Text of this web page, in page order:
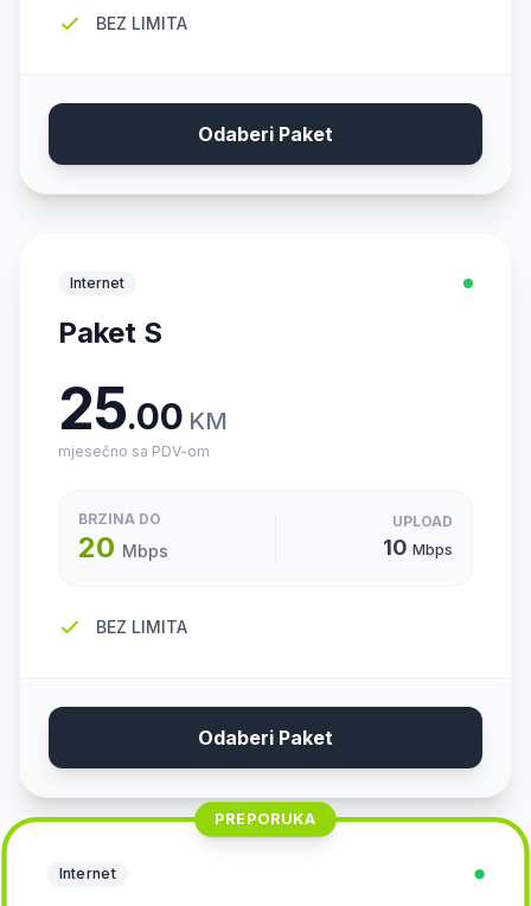
BEZ LIMITA
Odaberi Paket
Internet
Paket S
25.00 KM
mjesečno sa PDV-om
BRZINA DO
20 Mbps
UPLOAD
10 Mbps
BEZ LIMITA
Odaberi Paket
PREPORUKA
Internet